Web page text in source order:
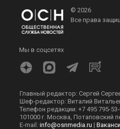
© 2026
Все права
Мы в соцсетях
Главный редактор: Сергей
Шеф-редактор: Виталий
Телефон редакции: +7 495 795-
101000 г. Москва, Потаповский
E-mail: info@osnmedia.ru |